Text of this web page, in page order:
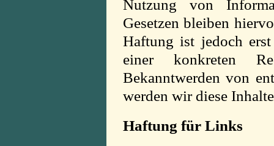
Nutzung von
Gesetzen bleiben
Haftung ist jedoch
einer konkreten
Bekanntwerden von
werden wir diese
Haftung für Links